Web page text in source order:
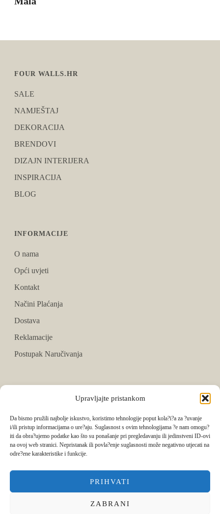
Upravljajte pristankom
Da bismo pružili najbolje iskustvo, koristimo tehnologije poput kola?i?a za ?uvanje
i/ili pristup informacijama o ure?aju. Suglasnost s ovim tehnologijama ?e nam omogu?
iti da obra?ujemo podatke kao što su ponašanje pri pregledavanju ili jedinstveni ID-ovi
na ovoj web stranici. Nepristanak ili povla?enje suglasnosti može negativno utjecati na
odre?ene karakteristike i funkcije.
PRIHVATI
ZABRANI
FOUR WALLS.HR
SALE
NAMJEŠTAJ
DEKORACIJA
BRENDOVI
DIZAJN INTERIJERA
INSPIRACIJA
BLOG
INFORMACIJE
O nama
Opći uvjeti
Kontakt
Načini Plaćanja
Dostava
Reklamacije
Postupak Naručivanja
Instagram
Tik Tok